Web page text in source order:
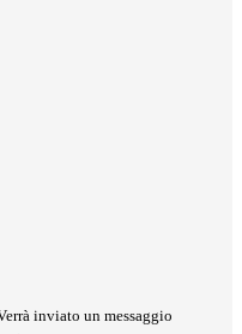
inviato un messaggio